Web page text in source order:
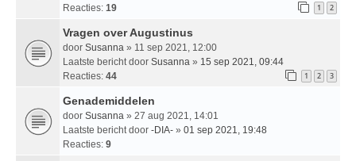
Reacties: 19 1 2
Vragen over Augustinus
door Susanna » 11 sep 2021, 12:00
Laatste bericht door Susanna » 15 sep 2021, 09:44
Reacties: 44 1 2 3
Genademiddelen
door Susanna » 27 aug 2021, 14:01
Laatste bericht door -DIA- » 01 sep 2021, 19:48
Reacties: 9